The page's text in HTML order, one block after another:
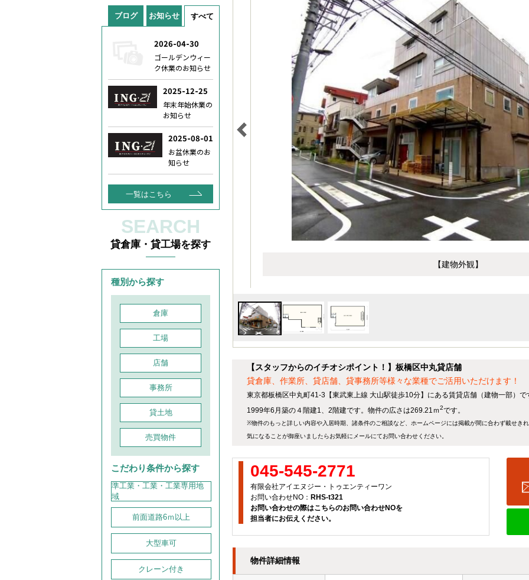
【建物外観】
【スタッフからのイチオシポイント！】板橋区中丸貸店舗
貸倉庫、作業所、貸店舗、貸事務所等様々な業種でご活用いただけます！
東京都板橋区中丸町41-3【東武東上線 大山駅徒歩10分】にある賃貸店舗（建物一部）で
1999年6月築の４階建1、2階建です。物件の広さは269.21ｍ2です。
※物件のもっと詳しい内容や入居時期、諸条件のご相談など、ホームページには掲載が間に合わず載せき
気になることが御座いましたらお気軽にメールにてお問い合わせください。
045-545-2771
有限会社アイエヌジー・トゥエンティーワン
お問い合わせNO： RHS-t321
お問い合わせの際はこちらのお問い合わせNOを
担当者にお伝えください。
物件詳細情報
すべて
お知らせ
ブログ
一覧はこちら
SEARCH
貸倉庫・貸工場を探す
種別から探す
倉庫
工場
店舗
事務所
貸土地
売買物件
こだわり条件から探す
準工業・工業・工業専用地
域
前面道路6ｍ以上
大型車可
クレーン付き